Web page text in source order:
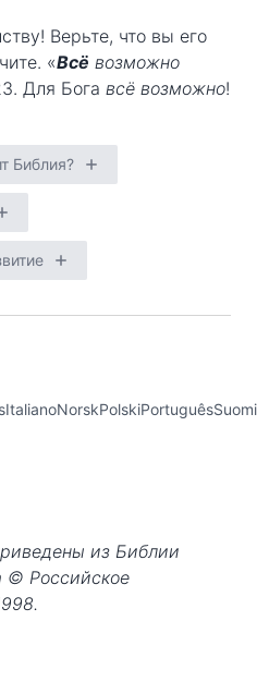
Верьте, что вы его
«Всё возможно
Для Бога всё возможно!
Библия?
из Библии
© Российское